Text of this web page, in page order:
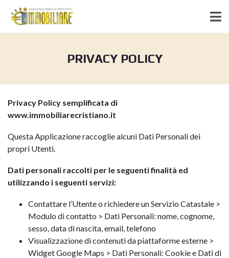
PRIVACY POLICY
Privacy Policy semplificata di
www.immobiliarecristiano.it
Questa Applicazione raccoglie alcuni Dati Personali dei
propri Utenti.
Dati personali raccolti per le seguenti finalità ed
utilizzando i seguenti servizi:
Contattare l’Utente o richiedere un Servizio Catastale >
Modulo di contatto > Dati Personali: nome, cognome,
sesso, data di nascita, email, telefono
Visualizzazione di contenuti da piattaforme esterne >
Widget Google Maps > Dati Personali: Cookie e Dati di